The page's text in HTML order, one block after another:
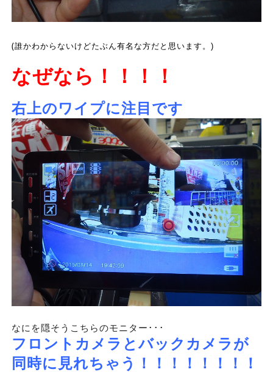
(誰かわからな いけどたぶん有名な方だと思います。)
なぜなら！！！！
右上のワイプに注目です
なにを隠そうこちらのモニター･･･
フロントカメラとバックカメラが
同時に見れちゃう！！！！！！！！